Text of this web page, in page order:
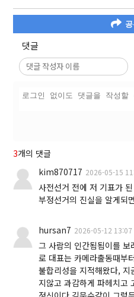
공
댓글
3개의 댓글
kim870717 2026-05-15
사전선거 전에 저 기표가
부정선거의 진실을 알게되
hursan7 2026-05-12 13:07
그 사람의 인간됨됨이를
로 대표는 카메라출동때부
불합리성을 지적해왔다,
지않고 과감하게 파헤치고